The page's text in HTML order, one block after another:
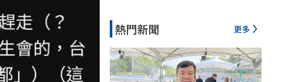
熱門新聞 更多